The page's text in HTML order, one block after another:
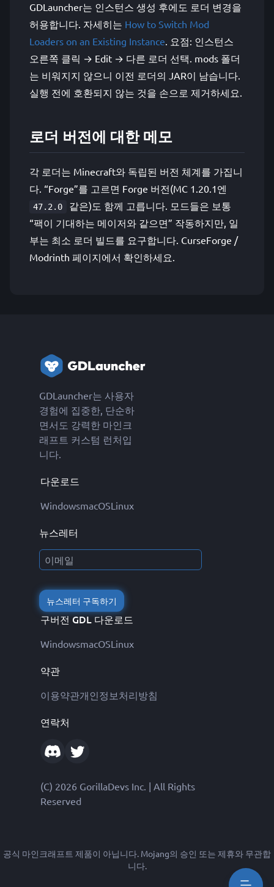
GDLauncher는 인스턴스 생성 후에도 로더 변경을
허용합니다. 자세히는 How to Switch Mod
Loaders on an Existing Instance. 요점: 인스턴스
오른쪽 클릭 → Edit → 다른 로더 선택. mods 폴더
는 비워지지 않으니 이전 로더의 JAR이 남습니다.
실행 전에 호환되지 않는 것을 손으로 제거하세요.
로더 버전에 대한 메모
각 로더는 Minecraft와 독립된 버전 체계를 가집니
다. “Forge”를 고르면 Forge 버전(MC 1.20.1엔
47.2.0
같은)도 함께 고릅니다. 모드들은 보통
“팩이 기대하는 메이저와 같으면” 작동하지만, 일
부는 최소 로더 빌드를 요구합니다. CurseForge /
Modrinth 페이지에서 확인하세요.
GDLauncher는 사용자
경험에 집중한, 단순하
면서도 강력한 마인크
래프트 커스텀 런처입
니다.
다운로드
WindowsmacOSLinux
뉴스레터
뉴스레터 구독하기
구버전 GDL 다운로드
WindowsmacOSLinux
약관
이용약관개인정보처리방침
연락처
(C) 2026 GorillaDevs Inc. | All Rights
Reserved
공식 마인크래프트 제품이 아닙니다. Mojang의 승인 또는 제휴와 무관합
니다.